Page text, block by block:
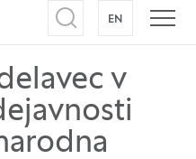
Odpri iskalnik
EN NA
v